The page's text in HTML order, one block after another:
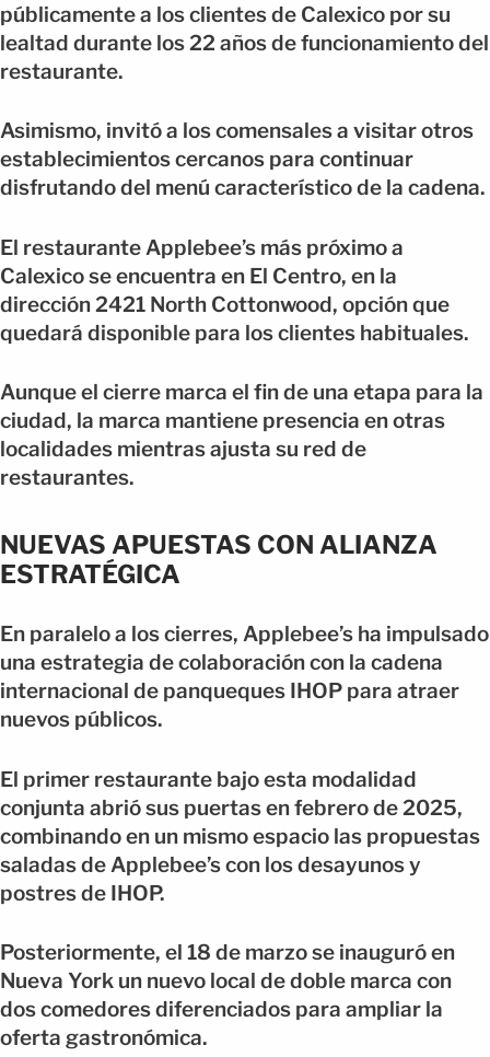
públicamente a los clientes de Calexico por su
lealtad durante los 22 años de funcionamiento del
restaurante.
Asimismo, invitó a los comensales a visitar otros
establecimientos cercanos para continuar
disfrutando del menú característico de la cadena.
El restaurante Applebee’s más próximo a
Calexico se encuentra en El Centro, en la
dirección 2421 North Cottonwood, opción que
quedará disponible para los clientes habituales.
Aunque el cierre marca el fin de una etapa para la
ciudad, la marca mantiene presencia en otras
localidades mientras ajusta su red de
restaurantes.
NUEVAS APUESTAS CON ALIANZA
ESTRATÉGICA
En paralelo a los cierres, Applebee’s ha impulsado
una estrategia de colaboración con la cadena
internacional de panqueques IHOP para atraer
nuevos públicos.
El primer restaurante bajo esta modalidad
conjunta abrió sus puertas en febrero de 2025,
combinando en un mismo espacio las propuestas
saladas de Applebee’s con los desayunos y
postres de IHOP.
Posteriormente, el 18 de marzo se inauguró en
Nueva York un nuevo local de doble marca con
dos comedores diferenciados para ampliar la
oferta gastronómica.